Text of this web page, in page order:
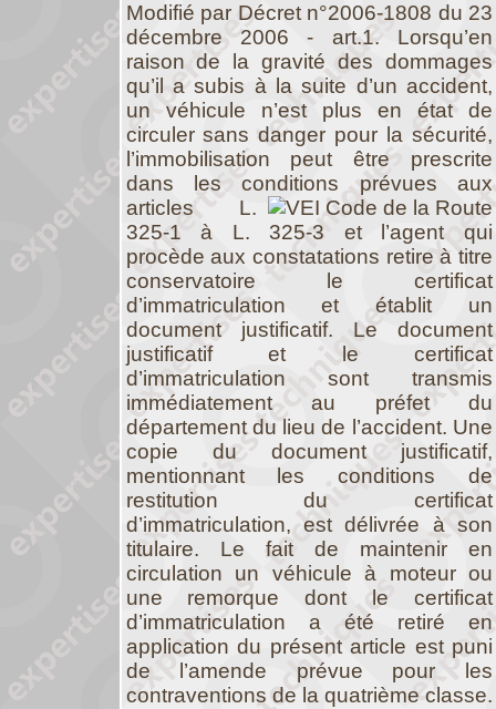
Modifié par Décret n°2006-1808 du 23
décembre 2006 - art.1. Lorsqu’en
raison de la gravité des dommages
qu’il a subis à la suite d’un accident,
un véhicule n’est plus en état de
circuler sans danger pour la sécurité,
l’immobilisation peut être prescrite
dans les conditions prévues aux
articles L.
325-1 à L. 325-3 et l’agent qui
procède aux constatations retire à titre
conservatoire le certificat
d’immatriculation et établit un
document justificatif. Le document
justificatif et le certificat
d’immatriculation sont transmis
immédiatement au préfet du
département du lieu de l’accident. Une
copie du document justificatif,
mentionnant les conditions de
restitution du certificat
d’immatriculation, est délivrée à son
titulaire. Le fait de maintenir en
circulation un véhicule à moteur ou
une remorque dont le certificat
d’immatriculation a été retiré en
application du présent article est puni
de l’amende prévue pour les
contraventions de la quatrième classe.